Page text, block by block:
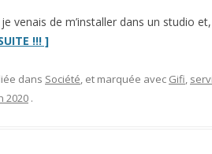
venais de m’installer dans un studio
!!! ]“Gifi
SAV
dans Société, et marquée avec Gifi,
2020 .